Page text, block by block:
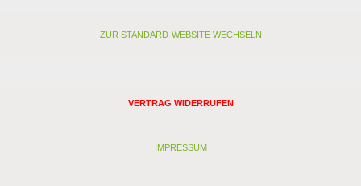
ZUR STANDARD-WEBSITE WECHSELN
VERTRAG WIDERRUFEN
IMPRESSUM